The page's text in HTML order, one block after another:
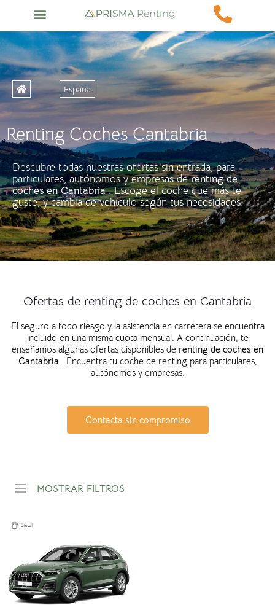
España
Renting Coches Cantabria
Descubre todas nuestras ofertas sin entrada, para
particulares, autónomos y empresas derenting de
coches enCantabria. Escoge el coche que más te
guste, y cambia de vehículo según tus necesidades.
Ofertas de renting de coches en Cantabria
El seguro a todo riesgo y la asistencia en carretera se encuentra
incluido en una misma cuota mensual. A continuación, te
enseñamos algunas ofertas disponibles de renting de coches en
Cantabria. Encuentra tu coche de renting para particulares,
autónomos y empresas.
Contacta sin compromiso
MOSTRAR FILTROS